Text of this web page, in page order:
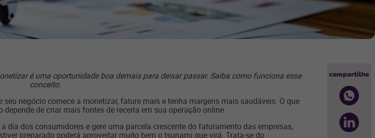
é uma oportunidade boa demais para deixar passar. Saiba como funciona esse
conceito.
negócio comece a monetizar, fature mais e tenha margens mais saudáveis. O que
de criar mais fontes de receita em sua operação online.
dia dos consumidores e gere uma parcela crescente do faturamento das empresas,
preparado poderá aproveitar muito bem o tsunami que virá. Trata-se do
compartilhe